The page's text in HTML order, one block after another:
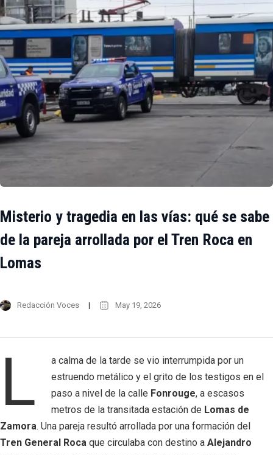
Misterio y tragedia en las vías: qué se sabe
de la pareja arrollada por el Tren Roca en
Lomas
Redacción Voces May 19, 2026
L
a calma de la tarde se vio interrumpida por un
estruendo metálico y el grito de los testigos en el
paso a nivel de la calle Fonrouge, a escasos
metros de la transitada estación de Lomas de
Zamora. Una pareja resultó arrollada por una formación del
Tren General Roca que circulaba con destino a Alejandro